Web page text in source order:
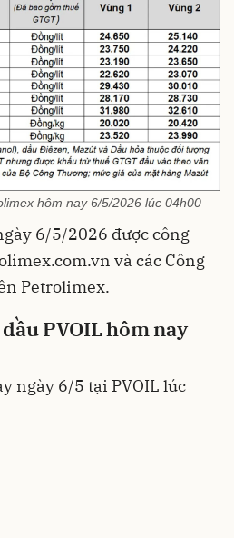
hôm nay 6/5/2026 lúc 04h00
6/5/2026 được công
và các Công
Petrolimex.
PVOIL hôm nay
ngày 6/5 tại PVOIL lúc